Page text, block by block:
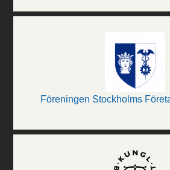
Föreningen Stockholms